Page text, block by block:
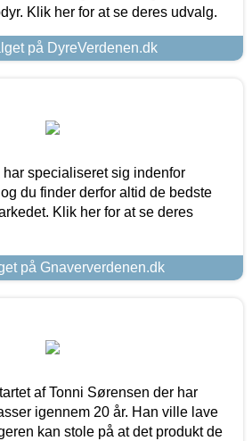
Klik her for at se deres udvalg.
på DyreVerdenen.dk
specialiseret sig indenfor
du finder derfor altid de bedste
Klik her for at se deres
på Gnaververdenen.dk
af Tonni Sørensen der har
igennem 20 år. Han ville lave
kan stole på at det produkt de